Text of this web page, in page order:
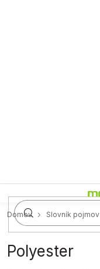
Domov Slovník pojmov
Polyester